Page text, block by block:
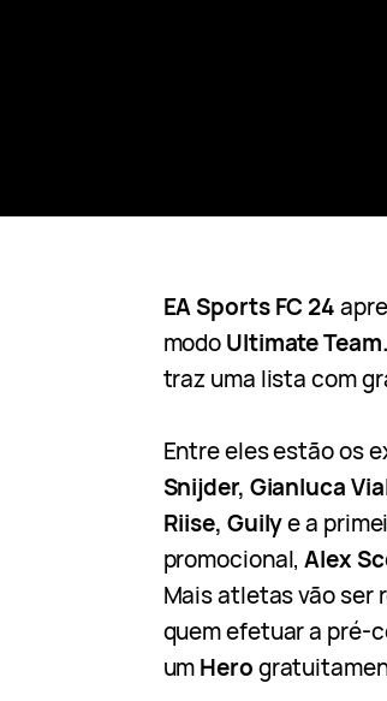
EA Sports FC 24
modoUltimate Team.
traz uma lista com
Entre eles estão os
Snijder, Gianluca
Riise, Guilye a
promocional,Alex
Mais atletas vão ser
quem efetuar a pré-
umHero